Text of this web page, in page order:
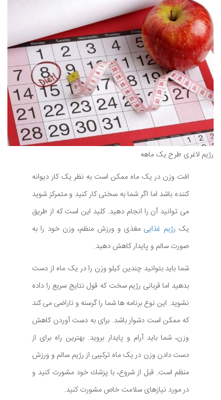
رژیم لاغری طرح یک ماهه
افت وزن در یک ماه ممکن است به نظر یک کار دیوانه
کننده باشد اما اگر شما به سختی کار کنید و متمرکز شوید
می توانید آن را انجام دهید. کلید این است که از طریق
یک رژیم غذایی مغذی و ورزش منظم، وزن خود را به
صورت سالم و پایدار کاهش دهید.
شما باید بتوانید چندین کیلو وزن را در یک ماه از دست
بدهید اما قربانی رژیم سخت که قول نتایج سریع را داده
نشوید. این نوع برنامه ها شما را گرسنه و ناراضی می کند
که ممکن است دشوار باشد. برای به دست آوردن کاهش
وزن، شما باید آرام و پایدار بروید. بهترین راه برای از
دست دادن وزن در یک ماه ترکیبی از رژیم سالم و ورزش
منظم است. قبل از شروع، با پزشك خود مشورت كنيد و
در مورد نيازهای سلامت خاص مشورت كنيد.